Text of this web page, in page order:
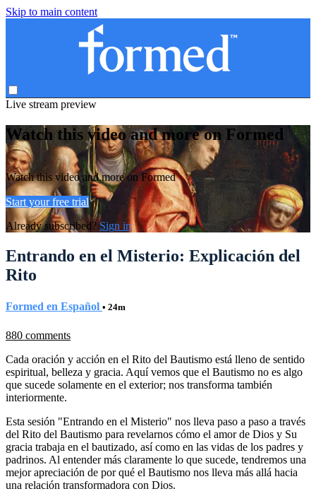
Skip to main content
Live stream preview
Watch this video and more on Formed
Watch this video and more on Formed
Start your free trial
Already subscribed?Sign in
Entrando en el Misterio: Explicación del
Rito
Formed en Español • 24m
880 comments
Cada oración y acción en el Rito del Bautismo está lleno de sentido
espiritual, belleza y gracia. Aquí vemos que el Bautismo no es algo
que sucede solamente en el exterior; nos transforma también
interiormente.
Esta sesión "Entrando en el Misterio" nos lleva paso a paso a través
del Rito del Bautismo para revelarnos cómo el amor de Dios y Su
gracia trabaja en el bautizado, así como en las vidas de los padres y
padrinos. Al entender más claramente lo que sucede, tendremos una
mejor apreciación de por qué el Bautismo nos lleva más allá hacia
una relación transformadora con Dios.